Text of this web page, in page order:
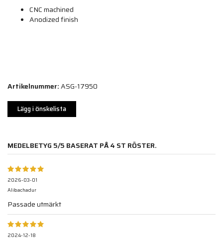
CNC machined
Anodized finish
Artikelnummer:ASG-17950
Lägg i önskelista
MEDELBETYG 5/5 BASERAT PÅ4 ST RÖSTER.
2026-03-01
Alibachadur
Passade utmärkt
2024-12-18